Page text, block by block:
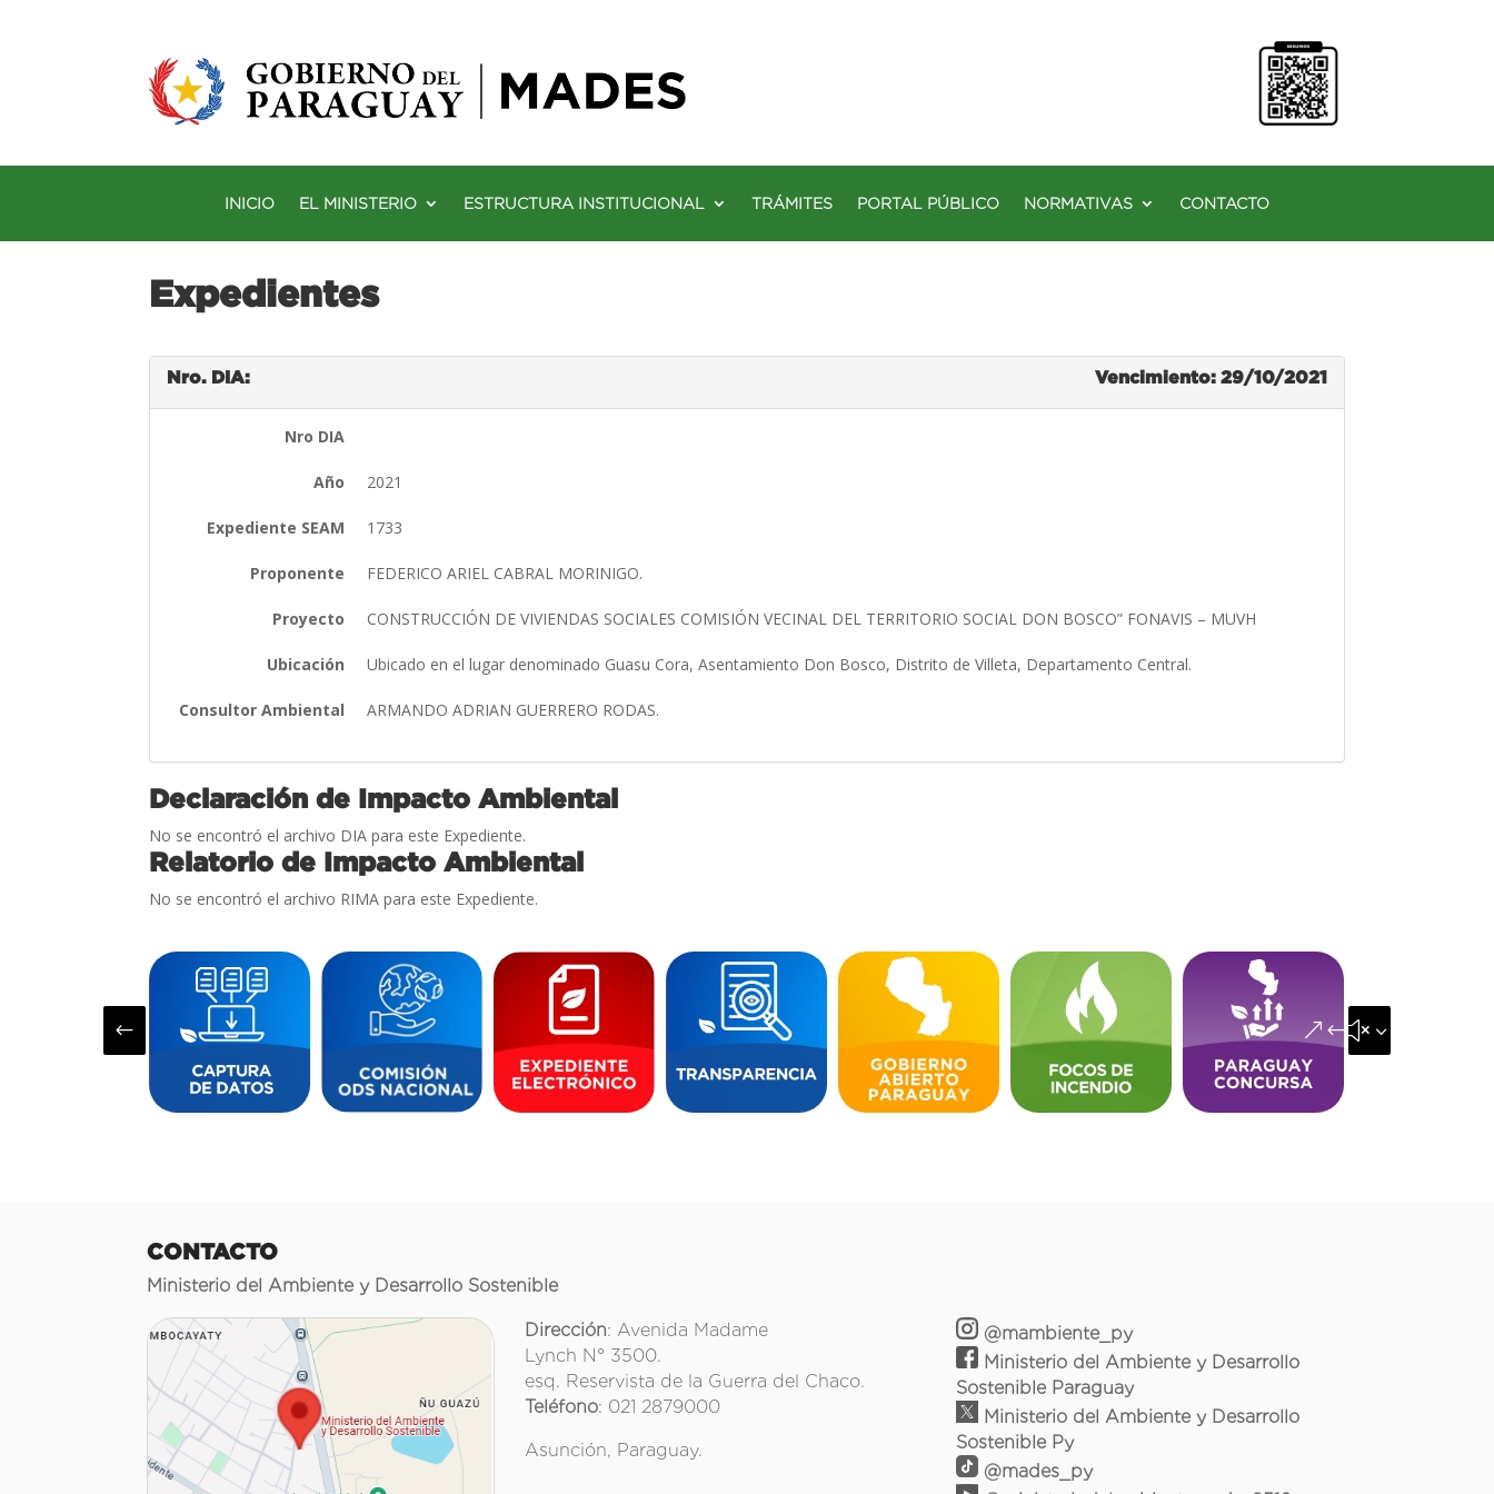
INICIO EL MINISTERIO ESTRUCTURA INSTITUCIONAL TRÁMITES PORTAL PÚBLICO NORMATIVAS CONTACTO
Expedientes
Nro. DIA: Vencimiento: 29/10/2021
Nro DIA
Año 2021
Expediente SEAM 1733
Proponente FEDERICO ARIEL CABRAL MORINIGO.
Proyecto CONSTRUCCIÓN DE VIVIENDAS SOCIALES COMISIÓN VECINAL DEL TERRITORIO SOCIAL DON BOSCO” FONAVIS – MUVH
Ubicación Ubicado en el lugar denominado Guasu Cora, Asentamiento Don Bosco, Distrito de Villeta, Departamento Central.
Consultor Ambiental ARMANDO ADRIAN GUERRERO RODAS.
Declaración de Impacto Ambiental
No se encontró el archivo DIA para este Expediente.
Relatorio de Impacto Ambiental
No se encontró el archivo RIMA para este Expediente.
# &#x35;
CONTACTO
Ministerio del Ambiente y Desarrollo Sostenible
Dirección: Avenida Madame
Lynch N° 3500.
esq. Reservista de la Guerra del Chaco.
Teléfono: 021 2879000
Asunción, Paraguay.
@mambiente_py
Ministerio del Ambiente y Desarrollo
Sostenible Paraguay
Ministerio del Ambiente y Desarrollo
Sostenible Py
@mades_py